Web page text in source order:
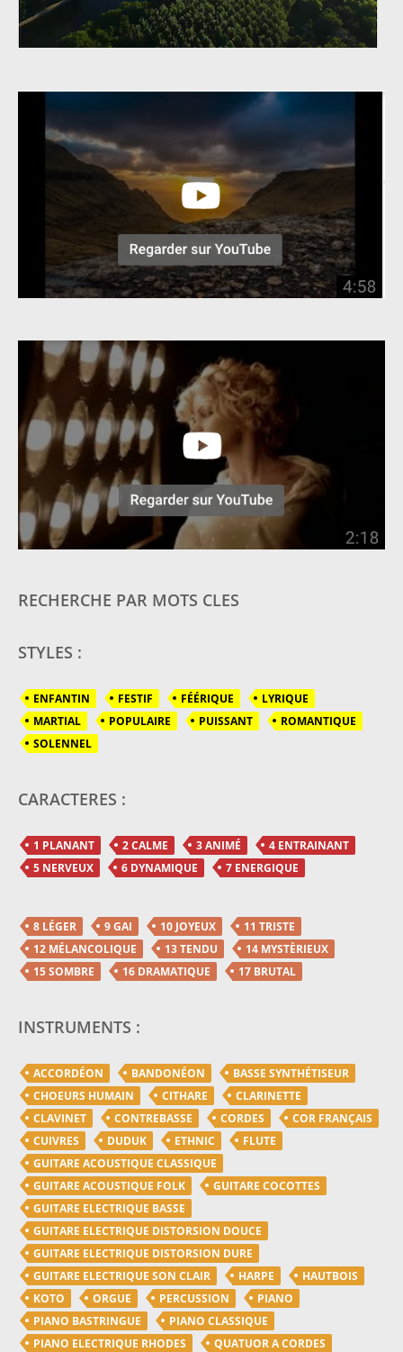
RECHERCHE PAR MOTS CLES
STYLES :
ENFANTIN FESTIF FÉÉRIQUE
LYRIQUE
MARTIAL
POPULAIRE PUISSANT
ROMANTIQUE
SOLENNEL
CARACTERES :
1 PLANANT 2 CALME 3 ANIMÉ
4 ENTRAINANT
5 NERVEUX
6 DYNAMIQUE 7 ENERGIQUE
8 LÉGER 9 GAI 10 JOYEUX
11 TRISTE
12 MÉLANCOLIQUE
13 TENDU
14 MYSTÈRIEUX
15 SOMBRE
16 DRAMATIQUE 17 BRUTAL
INSTRUMENTS :
ACCORDÉON BANDONÉON
BASSE SYNTHÉTISEUR
CHOEURS HUMAIN
CITHARE
CLARINETTE
CLAVINET
CONTREBASSE CORDES
COR FRANÇAIS
CUIVRES
DUDUK ETHNIC
FLUTE
GUITARE ACOUSTIQUE CLASSIQUE
GUITARE ACOUSTIQUE FOLK
GUITARE COCOTTES
GUITARE ELECTRIQUE BASSE
GUITARE ELECTRIQUE DISTORSION DOUCE
GUITARE ELECTRIQUE DISTORSION DURE
GUITARE ELECTRIQUE SON CLAIR
HARPE
HAUTBOIS
KOTO
ORGUE PERCUSSION
PIANO
PIANO BASTRINGUE
PIANO CLASSIQUE
PIANO ELECTRIQUE RHODES
QUATUOR A CORDES